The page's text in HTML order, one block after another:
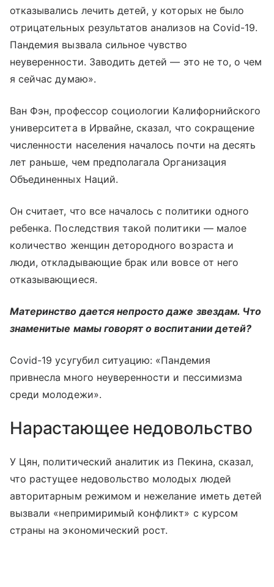
отказывались лечить детей, у которых не было
отрицательных результатов анализов на Covid-19.
Пандемия вызвала сильное чувство
неуверенности. Заводить детей — это не то, о чем
я сейчас думаю».
Ван Фэн, профессор социологии Калифорнийского
университета в Ирвайне, сказал, что сокращение
численности населения началось почти на десять
лет раньше, чем предполагала Организация
Объединенных Наций.
Он считает, что все началось с политики одного
ребенка. Последствия такой политики — малое
количество женщин детородного возраста и
люди, откладывающие брак или вовсе от него
отказывающиеся.
Материнство дается непросто даже звездам. Что
знаменитые мамы говорят о воспитании детей?
Covid-19 усугубил ситуацию: «Пандемия
привнесла много неуверенности и пессимизма
среди молодежи».
Нарастающее недовольство
У Цян, политический аналитик из Пекина, сказал,
что растущее недовольство молодых людей
авторитарным режимом и нежелание иметь детей
вызвали «непримиримый конфликт» с курсом
страны на экономический рост.